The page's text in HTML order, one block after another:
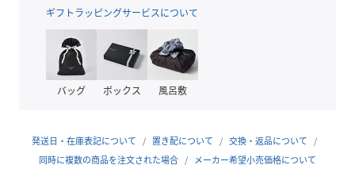
表地：ポリエステル74%,綿26%パイル部分：ポリエステル
別布(パイピング)：ポリウレタン
[原産国]
中国製
※アクセサリーや時計などは、糸のほつれの原因になります
ので、着用後にお付けすることをおすすめします。
ギフトラッピングサービスについて
バッグ ボックス 風呂敷
発送日・在庫表記について 置き配について
交換・返品について
同時に複数の商品を注文された場合
メーカー希望小売価格について